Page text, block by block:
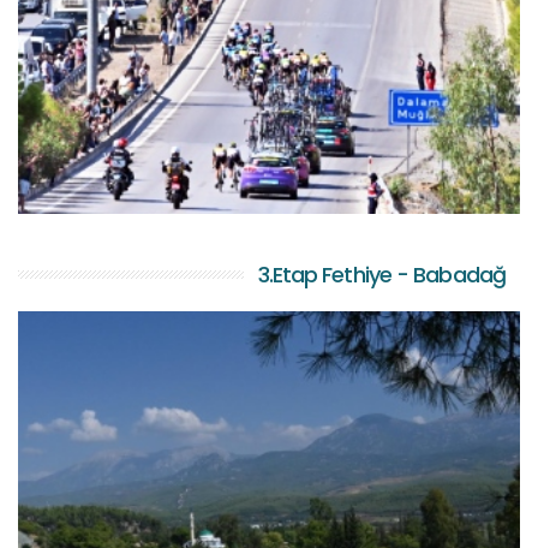
3.Etap Fethiye - Babadağ